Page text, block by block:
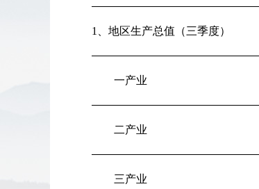
1、地区生产总值（三季度）
一产业
二产业
三产业